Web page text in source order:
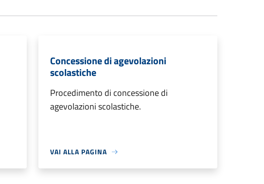
Concessione di agevolazioni
scolastiche
Procedimento di concessione di
agevolazioni scolastiche.
VAI ALLA PAGINA